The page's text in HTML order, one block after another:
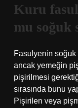
Kuru
mu soğuk
Fasulyenin soğuk
ancak yemeğin
pişirilmesi
sırasında bunu
Pişirilen veya